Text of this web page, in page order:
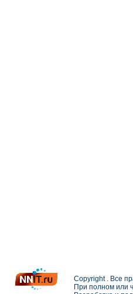
Copyright . Все
При полном или